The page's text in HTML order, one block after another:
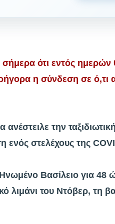
ότι εντός ημερών
η σύνδεση σε ό,τι
την
ενός στελέχους της
Βασίλειο για 48
λιμάνι του Ντόβερ, τη